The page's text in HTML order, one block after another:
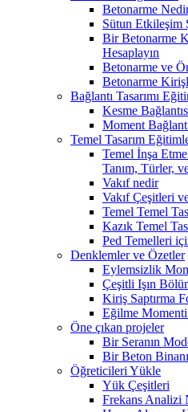
Betonarme
Sütun Etkileşim
Bir Betonarme
Hesaplayın
Betonarme ve
Betonarme
Bağlantı Tasarımı
Kesme
Moment
Temel Tasarım
Temel İnşa
Tanım, Türler,
Vakıf nedir
Vakıf Çeşitleri
Temel Temel
Kazık Temel
Ped Temelleri
Denklemler ve Özetler
Eylemsizlik
Çeşitli Işın
Kiriş Saptırma
Eğilme
Öne çıkan projeler
Bir Seranın
Bir Beton
Öğreticileri Yükle
Yük Çeşitleri
Frekans Analizi